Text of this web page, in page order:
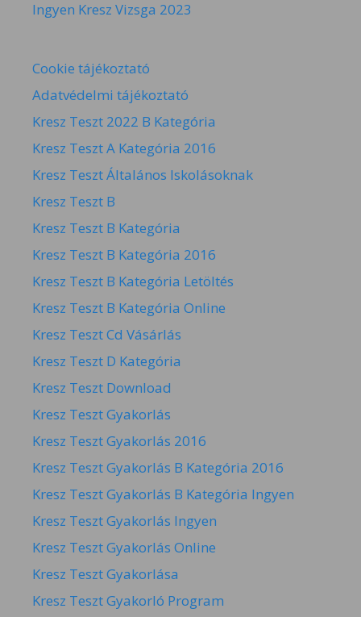
Ingyen Kresz Vizsga 2023
Cookie tájékoztató
Adatvédelmi tájékoztató
Kresz Teszt 2022 B Kategória
Kresz Teszt A Kategória 2016
Kresz Teszt Általános Iskolásoknak
Kresz Teszt B
Kresz Teszt B Kategória
Kresz Teszt B Kategória 2016
Kresz Teszt B Kategória Letöltés
Kresz Teszt B Kategória Online
Kresz Teszt Cd Vásárlás
Kresz Teszt D Kategória
Kresz Teszt Download
Kresz Teszt Gyakorlás
Kresz Teszt Gyakorlás 2016
Kresz Teszt Gyakorlás B Kategória 2016
Kresz Teszt Gyakorlás B Kategória Ingyen
Kresz Teszt Gyakorlás Ingyen
Kresz Teszt Gyakorlás Online
Kresz Teszt Gyakorlása
Kresz Teszt Gyakorló Program